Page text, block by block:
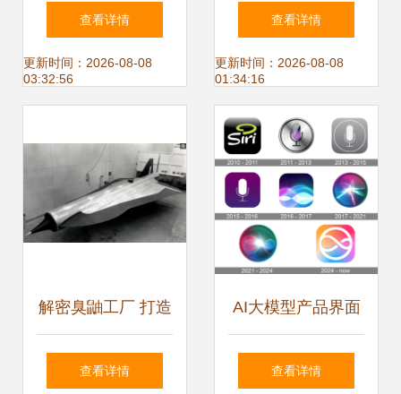
教学楼SU模型的设
计之美
查看详情
更新时间：2026-08-08
03:32:56
定制 一探行业精准
呈现与价格参数
查看详情
更新时间：2026-08-08
01:34:16
解密臭鼬工厂 打造
传奇飞行器的隐形
查看详情
AI大模型产品界面
设计规范的形成与
查看详情